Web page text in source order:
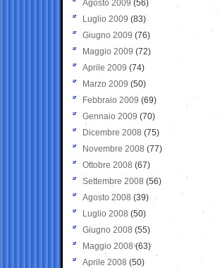
Agosto 2009 (56)
Luglio 2009 (83)
Giugno 2009 (76)
Maggio 2009 (72)
Aprile 2009 (74)
Marzo 2009 (50)
Febbraio 2009 (69)
Gennaio 2009 (70)
Dicembre 2008 (75)
Novembre 2008 (77)
Ottobre 2008 (67)
Settembre 2008 (56)
Agosto 2008 (39)
Luglio 2008 (50)
Giugno 2008 (55)
Maggio 2008(63)
Aprile 2008 (50)